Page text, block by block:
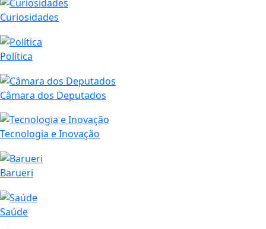
Curiosidades
Política
Câmara dos Deputados
Tecnologia e Inovação
Barueri
Saúde